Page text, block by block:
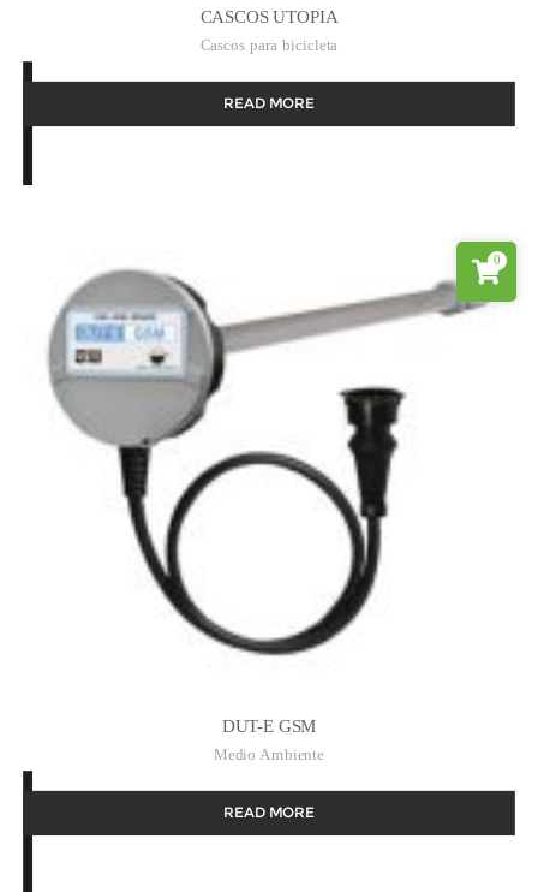
CASCOS UTOPIA
Cascos para bicicleta
READ MORE
DUT-E GSM
Medio Ambiente
READ MORE
0